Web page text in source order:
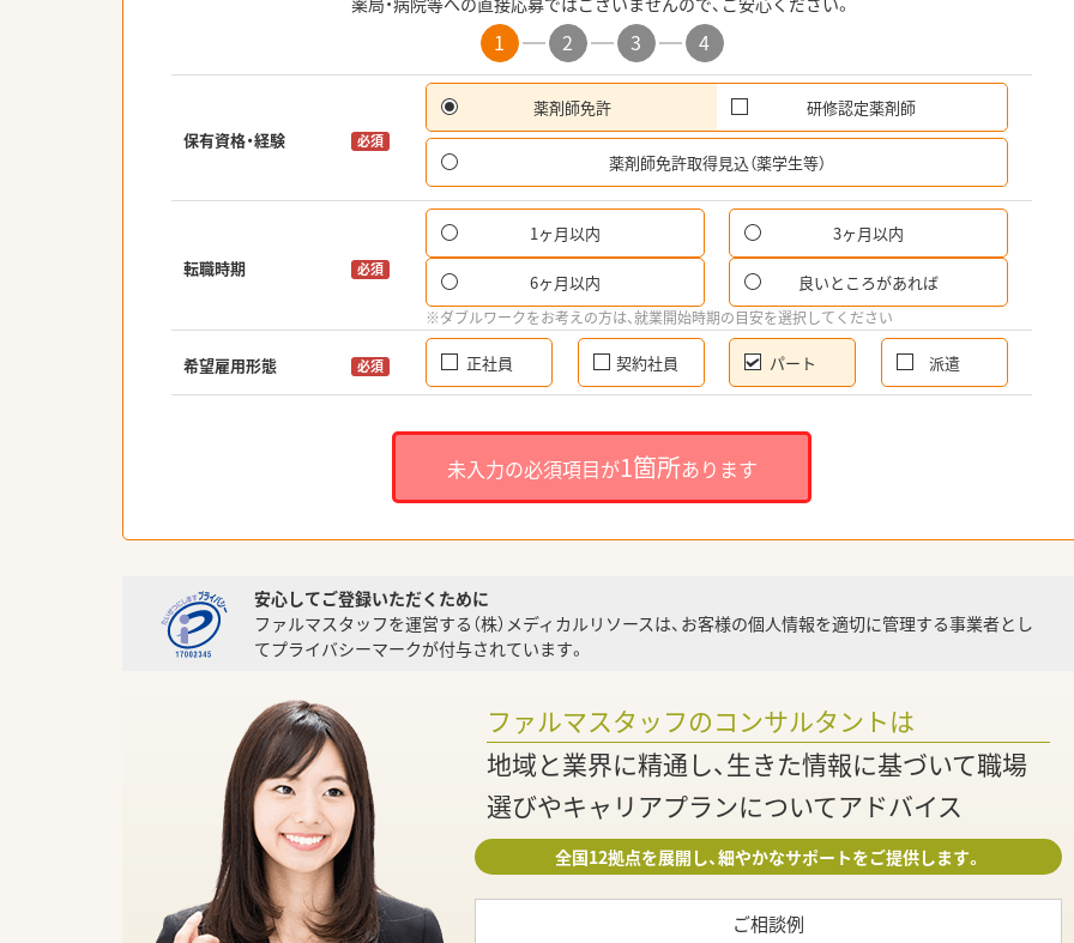
1 2 3 4
保有資格・経験 必須
薬剤師免許 研修認定薬剤師
薬剤師免許取得見込（薬学生等）
転職時期 必須
1ヶ月以内 3ヶ月以内
6ヶ月以内 良いところがあれば
※ダブルワークをお考えの方は、就業開始時期の目安を選択してください
希望雇用形態 必須 正社員 契約社員 パート 派遣
未入力の必須項目が1箇所あります
安心してご登録いただくために
ファルマスタッフを運営する（株）メディカルリソースは、お客様の個人情報を適切に管理する事業者とし
てプライバシーマークが付与されています。
ファルマスタッフのコンサルタントは
地域と業界に精通し、生きた情報に基づいて職場
選びやキャリアプランについてアドバイス
全国12拠点を展開し、細やかなサポートをご提供します。
ご相談例